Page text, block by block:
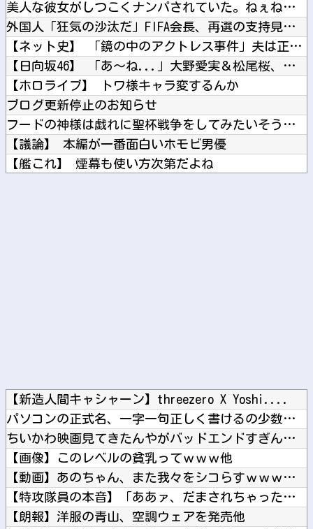
美人な彼女がしつこくナンパされていた。ねぇねぇお茶しない？ ...
外国人「狂気の沙汰だ」FIFA会長、再選の支持見返りにモロッ...
【ネット史】 「鏡の中のアクトレス事件」夫は正しかったのに、...
【日向坂46】 「あ～ね...」大野愛実＆松尾桜、藤嶌果歩1...
【ホロライブ】 トワ様キャラ変するんか
ブログ更新停止のお知らせ
フードの神様は戯れに聖杯戦争をしてみたいそうです 第8回第4...
【議論】 本編が一番面白いホモビ男優
【艦これ】 煙幕も使い方次第だよね
【新造人間キャシャーン】threezero X Yoshi....
パソコンの正式名、一字一句正しく書けるの少数派説他
ちいかわ映画見てきたんやがバッドエンドすぎん？他
【画像】このレベルの貧乳ってｗｗｗ他
【動画】あのちゃん、また我々をシコらすｗｗｗｗｗｗｗｗｗｗｗ...
【特攻隊員の本音】「ああァ、だまされちゃった。今度生れる時は...
【朗報】洋服の青山、空調ウェアを発売他